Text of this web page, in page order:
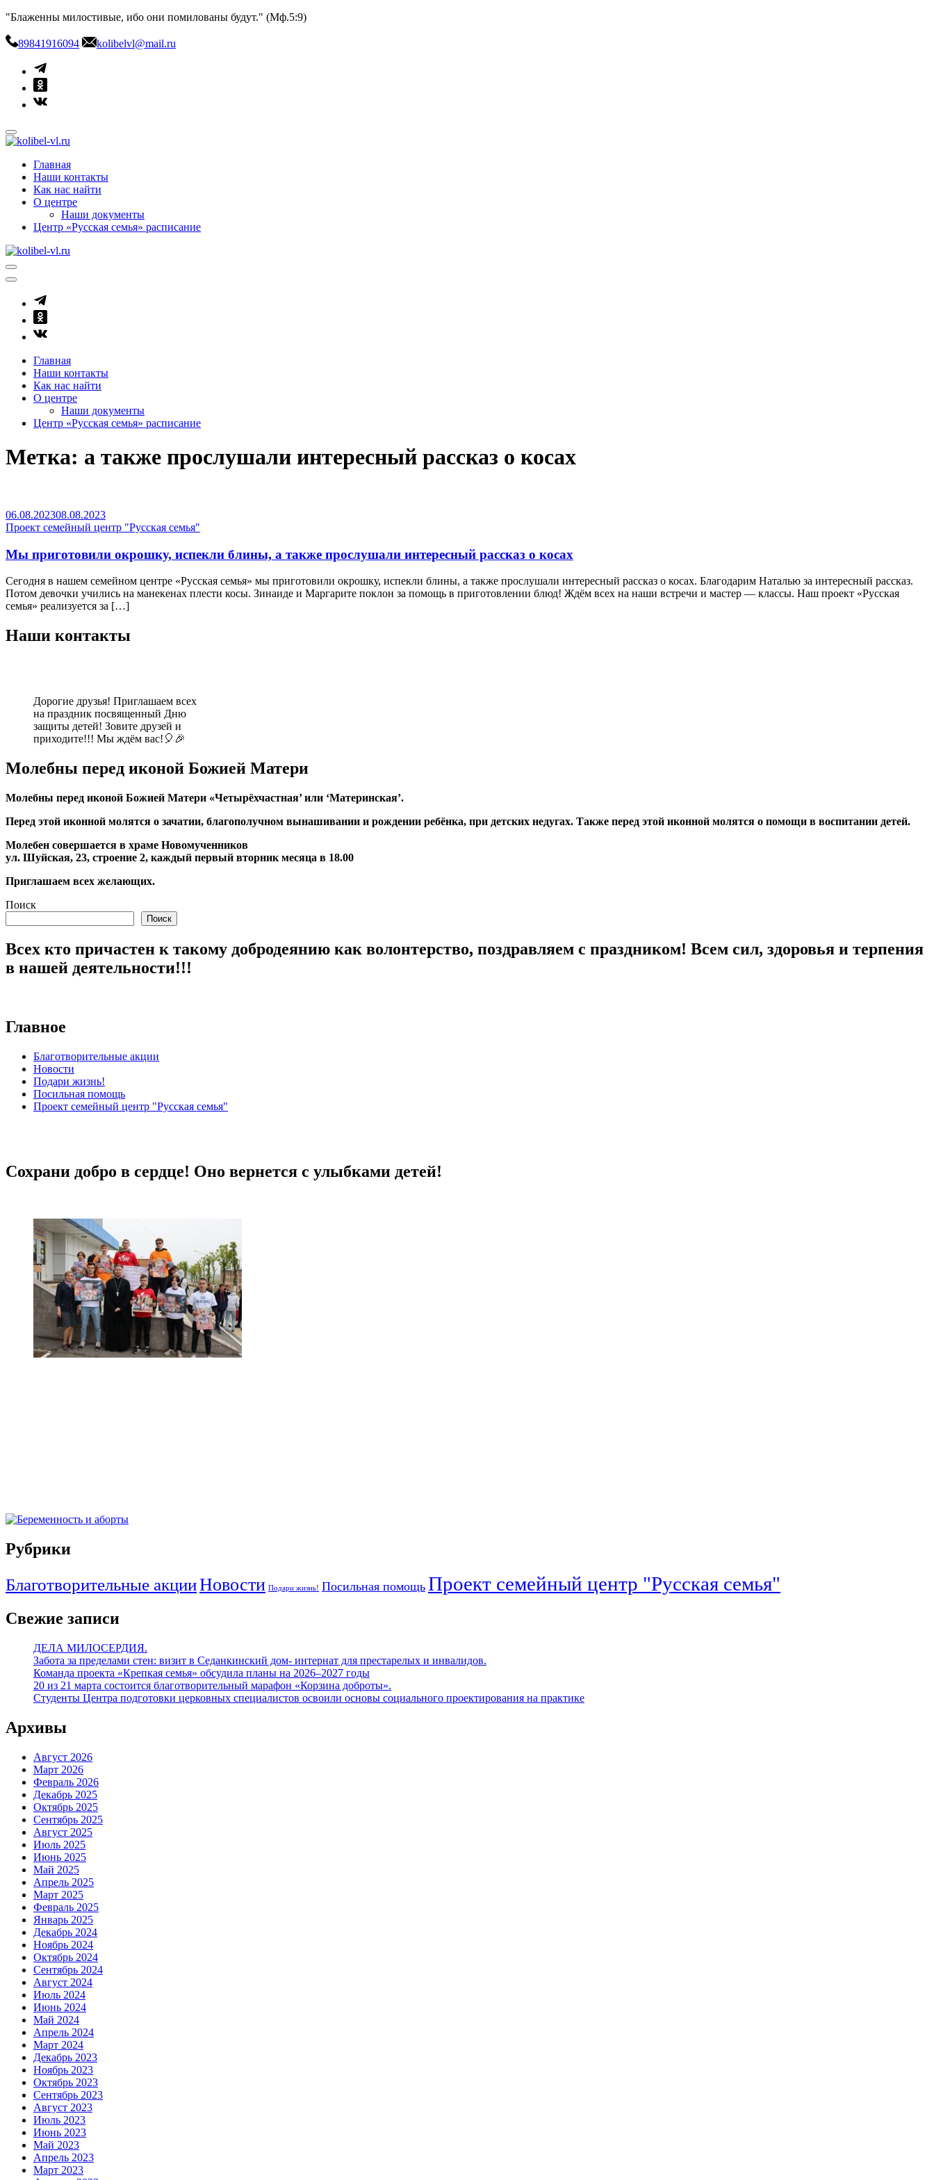
Skip
content
"Блаженны милостивые, ибо они помилованы будут." (Мф.5:9)
89841916094 kolibelvl@mail.ru
kolibel-vl.ru
Центр защиты семьи, материнства и детства
Главная
Наши контакты
Как нас найти
О центре
Наши документы
Центр «Русская семья» расписание
Главная
Наши контакты
Как нас найти
О центре
Наши документы
Центр «Русская семья» расписание
Метка: а также прослушали интересный рассказ о косах
06.08.202308.08.2023
Проект семейный центр "Русская семья"
Мы приготовили окрошку, испекли блины, а также прослушали интересный рассказ о косах
Сегодня в нашем семейном центре «Русская семья» мы приготовили окрошку, испекли блины, а также прослушали интересный рассказ о косах. Благодарим Наталью за интересный рассказ.
Потом девочки учились на манекенах плести косы. Зинаиде и Маргарите поклон за помощь в приготовлении блюд! Ждём всех на наши встречи и мастер — классы. Наш проект «Русская
семья» реализуется за […]
Наши контакты
Дорогие друзья! Приглашаем всех
на праздник посвященный Дню
защиты детей! Зовите друзей и
приходите!!! Мы ждём вас!🎈🎉
Молебны перед иконой Божией Матери
Молебны перед иконой Божией Матери «Четырёхчастная’ или ‘Материнская’.
Перед этой иконной молятся о зачатии, благополучном вынашивании и рождении ребёнка, при детских недугах. Также перед этой иконной молятся о помощи в воспитании детей.
Молебен совершается в храме Новомученников
ул. Шуйская, 23, строение 2, каждый первый вторник месяца в 18.00
Приглашаем всех желающих.
Поиск
Поиск
Всех кто причастен к такому добродеянию как волонтерство, поздравляем с праздником! Всем сил, здоровья и терпения
в нашей деятельности!!!
Главное
Благотворительные акции
Новости
Подари жизнь!
Посильная помощь
Проект семейный центр "Русская семья"
Сохрани добро в сердце! Оно вернется с улыбками детей!
Рубрики
Благотворительные акцииНовости Подари жизнь! Посильная помощь Проект семейный центр "Русская семья"
Свежие записи
ДЕЛА МИЛОСЕРДИЯ.
Забота за пределами стен: визит в Седанкинский дом- интернат для престарелых и инвалидов.
Команда проекта «Крепкая семья» обсудила планы на 2026–2027 годы
20 из 21 марта состоится благотворительный марафон «Корзина доброты».
Студенты Центра подготовки церковных специалистов освоили основы социального проектирования на практике
Архивы
Август 2026
Март 2026
Февраль 2026
Декабрь 2025
Октябрь 2025
Сентябрь 2025
Август 2025
Июль 2025
Июнь 2025
Май 2025
Апрель 2025
Март 2025
Февраль 2025
Январь 2025
Декабрь 2024
Ноябрь 2024
Октябрь 2024
Сентябрь 2024
Август 2024
Июль 2024
Июнь 2024
Май 2024
Апрель 2024
Март 2024
Декабрь 2023
Ноябрь 2023
Октябрь 2023
Сентябрь 2023
Август 2023
Июль 2023
Июнь 2023
Май 2023
Апрель 2023
Март 2023